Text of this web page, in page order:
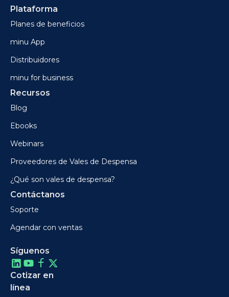
Plataforma
Planes de beneficios
minu App
Distribuidores
minu for business
Recursos
Blog
Ebooks
Webinars
Proveedores de Vales de Despensa
¿Qué son vales de despensa?
Contáctanos
Soporte
Agendar con ventas
Síguenos
Cotizar en
línea